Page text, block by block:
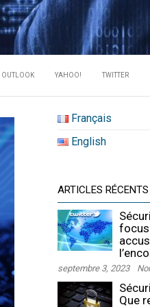
OUTLOOK YAHOO! TWITTER
Français
English
ARTICLES RÉCENTS
septembre 3, 2023
Que